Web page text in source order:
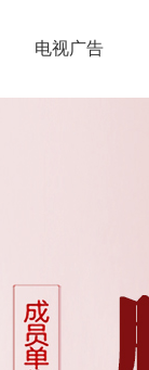
电视广告